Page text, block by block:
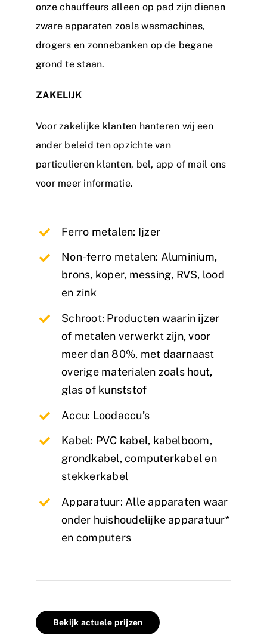
onze chauffeurs alleen op pad zijn dienen
zware apparaten zoals wasmachines,
drogers en zonnebanken op de begane
grond te staan.
ZAKELIJK
Voor zakelijke klanten hanteren wij een
ander beleid ten opzichte van
particulieren klanten, bel, app of mail ons
voor meer informatie.
Ferro metalen: Ijzer
Non-ferro metalen: Aluminium,
brons, koper, messing, RVS, lood
en zink
Schroot: Producten waarin ijzer
of metalen verwerkt zijn, voor
meer dan 80%, met daarnaast
overige materialen zoals hout,
glas of kunststof
Accu: Loodaccu’s
Kabel: PVC kabel, kabelboom,
grondkabel, computerkabel en
stekkerkabel
Apparatuur: Alle apparaten waar
onder huishoudelijke apparatuur*
en computers
Bekijk actuele prijzen